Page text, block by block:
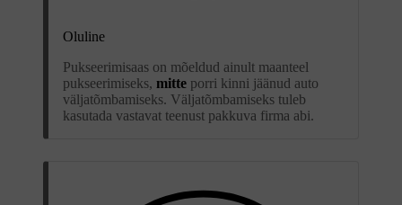
Oluline
Pukseerimisaas on mõeldud ainult maanteel
pukseerimiseks, mitte porri kinni jäänud auto
väljatõmbamiseks. Väljatõmbamiseks tuleb
kasutada vastavat teenust pakkuva firma abi.